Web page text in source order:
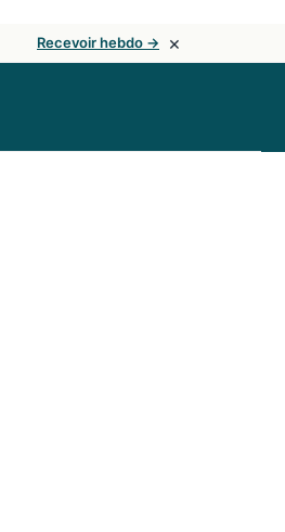
Recevoir hebdo → ×